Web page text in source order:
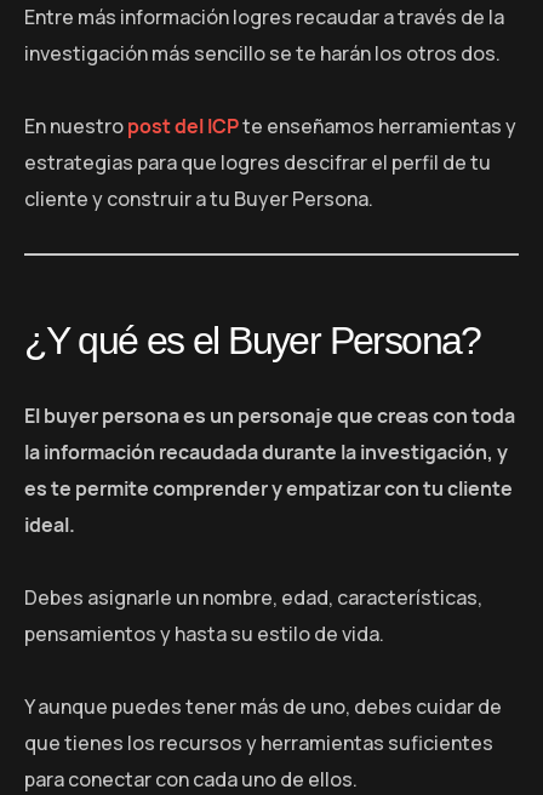
Entre más información logres recaudar a través de la
investigación más sencillo se te harán los otros dos.
En nuestropost del ICPte enseñamos herramientas y
estrategias para que logres descifrar el perfil de tu
cliente y construir a tu Buyer Persona.
¿Y qué es el Buyer Persona?
El buyer persona es un personaje que creas con toda
la información recaudada durante la investigación, y
es te permite comprender y empatizar con tu cliente
ideal.
Debes asignarle un nombre, edad, características,
pensamientos y hasta su estilo de vida.
Y aunque puedes tener más de uno, debes cuidar de
que tienes los recursos y herramientas suficientes
para conectar con cada uno de ellos.